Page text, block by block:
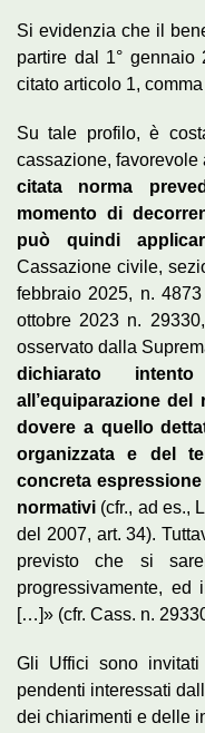
Si evidenzia che il
partire dal 1° gennaio
citato articolo 1,
Su tale profilo, è
cassazione, favorevole
citata norma
momento di
può quindi
Cassazione civile,
febbraio 2025, n.
ottobre 2023 n.
osservato dalla
dichiarato
all’equiparazione
dovere a quello
organizzata e del
concreta
normativi (cfr., ad es.,
del 2007, art. 34).
previsto che si
progressivamente, ed
[…]» (cfr. Cass. n.
Gli Uffici sono
pendenti interessati
dei chiarimenti e delle